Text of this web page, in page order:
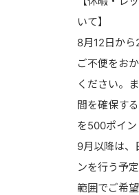
いて】
8月12日から
ご不便をお
ください。
間を確保す
を500ポイン
9月以降は、
ンを行う予
範囲でご希